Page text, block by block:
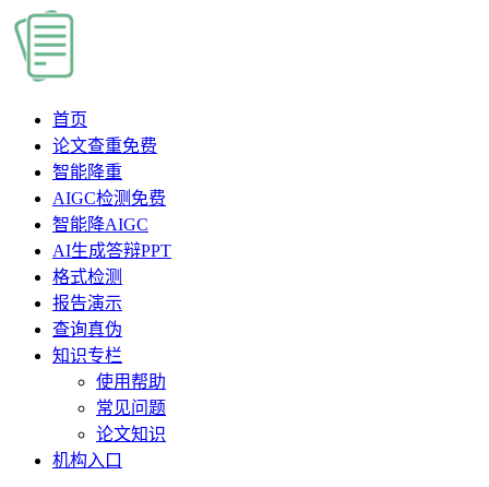
首页
论文查重免费
智能降重
AIGC检测 免费
智能降AIGC
AI生成答辩PPT
格式检测
报告演示
查询真伪
知识专栏
使用帮助
常见问题
论文知识
机构入口